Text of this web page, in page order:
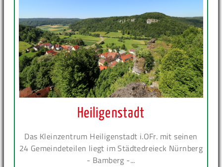
Heiligenstadt
Das Kleinzentrum Heiligenstadt i.OFr. mit seinen
24 Gemeindeteilen liegt im Städtedreieck Nürnberg
- Bamberg -...